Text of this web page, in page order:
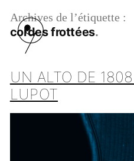
Archives de l’étiquette :
cordes frottées
UN ALTO DE
LUPOT